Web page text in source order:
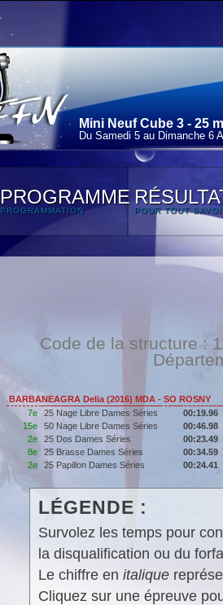
Mini Neuf Cube 3 - 25 m
Du Samedi 5 au Dimanche 6
PROGRAMME
PROGRAMMATION POUR TOUT
Code de la structure :
BARBANEAGRA Delia (2016) MDA - SO ROSNY
7e
25 Nage Libre Dames Séries
00:19.96
15e
50 Nage Libre Dames Séries
00:46.98
2e
25 Dos Dames Séries
00:23.49
8e
25 Brasse Dames Séries
00:34.59
2e
25 Papillon Dames Séries 00:24.41
LÉGENDE :
Survolez les temps pour
la disqualification ou du
Le chiffre en italique
Cliquez sur une épreuve